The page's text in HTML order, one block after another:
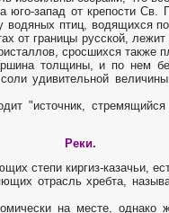
запад от крепости Св.
водяных птиц, водящихся
от границы русской,
сросшихся также
толщины, и по нем
удивительной
"источник,
Реки.
степи киргиз-казачьи,
отрасль хребта,
на месте, однако